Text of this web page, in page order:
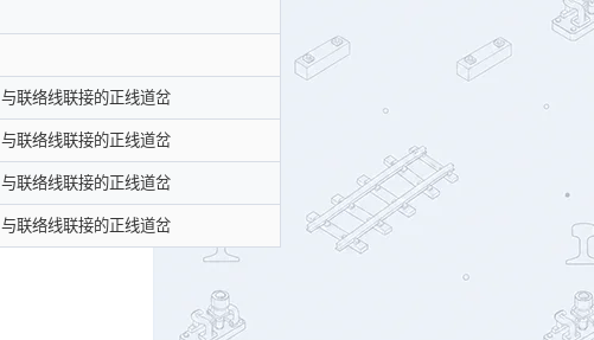
与联络线联接的正线道岔
与联络线联接的正线道岔
与联络线联接的正线道岔
与联络线联接的正线道岔